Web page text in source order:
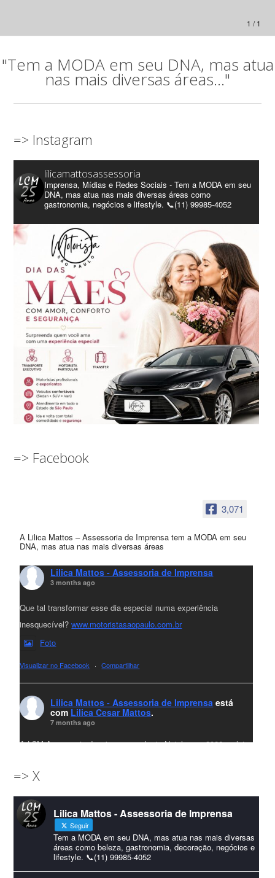
1 / 1
"Tem a MODA em seu DNA, mas atua
nas mais diversas áreas..."
=> Instagram
lilicamattosassessoria
Imprensa, Mídias e Redes Sociais - Tem a MODA em seu
DNA, mas atua nas mais diversas áreas como
gastronomia, negócios e lifestyle. 📞(11) 99985-4052
=> Facebook
3,071
A Lilica Mattos – Assessoria de Imprensa tem a MODA em seu
DNA, mas atua nas mais diversas áreas
Lilica Mattos - Assessoria de Imprensa
3 months ago
Que tal transformar esse dia especial numa experiência
inesquecível?www.motoristasaopaulo.com.br
Foto
Visualizar no Facebook · Compartilhar
Lilica Mattos - Assessoria de Imprensa está
com Lilica Cesar Mattos.
7 months ago
A LCM Assessoria deseja um excelente Natal e um 2026 repleto
amigos que sempre nos acompanham!🎄✨🥂❤️
#lcmassessoriassessoria#natal #merrychristmas #felizanonovo
#HappyNewYear
Foto
Visualizar no Facebook · Compartilhar
=> X
Lilica Mattos - Assessoria de Imprensa
Seguir
Tem a MODA em seu DNA, mas atua nas mais diversas
áreas como beleza, gastronomia, decoração, negócios e
lifestyle. 📞(11) 99985-4052